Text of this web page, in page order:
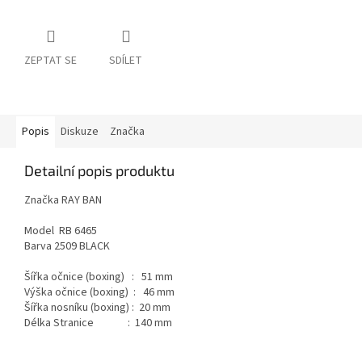
ZEPTAT SE SDÍLET
Popis Diskuze Značka
Detailní popis produktu
Značka RAY BAN
Model RB 6465
Barva 2509 BLACK
Šířka očnice (boxing) : 51 mm
Výška očnice (boxing) : 46 mm
Šířka nosníku (boxing) : 20 mm
Délka Stranice : 140 mm